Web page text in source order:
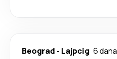
Beograd- Lajpcig 6 dana